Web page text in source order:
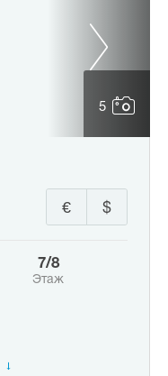
5
$
€
7/8
Этаж